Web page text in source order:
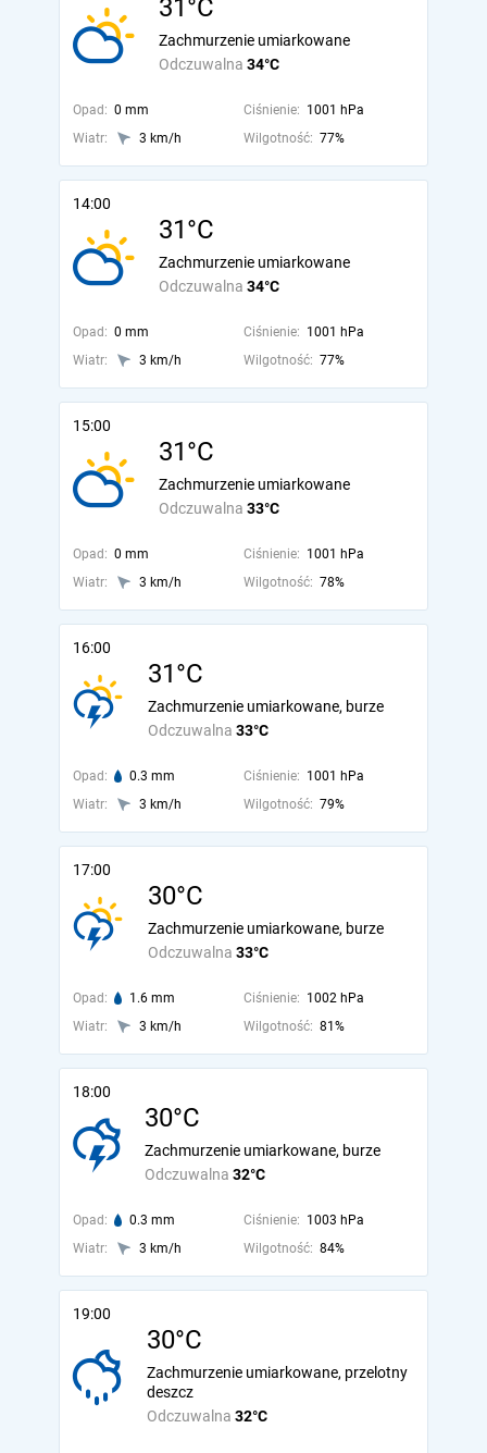
31°C
Odczuwalna 34°C
Zachmurzenie umiarkowane
Opad: 0 mm Ciśnienie: 1001 hPa
Wiatr:
3 km/h Wilgotność: 77%
14:00
31°C
Odczuwalna 34°C
Zachmurzenie umiarkowane
Opad: 0 mm Ciśnienie: 1001 hPa
Wiatr:
3 km/h Wilgotność: 77%
15:00
31°C
Odczuwalna 33°C
Zachmurzenie umiarkowane
Opad: 0 mm Ciśnienie: 1001 hPa
Wiatr:
3 km/h Wilgotność: 78%
16:00
31°C
Odczuwalna 33°C
Zachmurzenie umiarkowane, burze
Opad: 0.3 mm Ciśnienie: 1001 hPa
Wiatr:
3 km/h Wilgotność: 79%
17:00
30°C
Odczuwalna 33°C
Zachmurzenie umiarkowane, burze
Opad: 1.6 mm Ciśnienie: 1002 hPa
Wiatr:
3 km/h Wilgotność: 81%
18:00
30°C
Odczuwalna 32°C
Zachmurzenie umiarkowane, burze
Opad: 0.3 mm Ciśnienie: 1003 hPa
Wiatr:
3 km/h Wilgotność: 84%
19:00
30°C
Odczuwalna 32°C
Zachmurzenie umiarkowane, przelotny
deszcz